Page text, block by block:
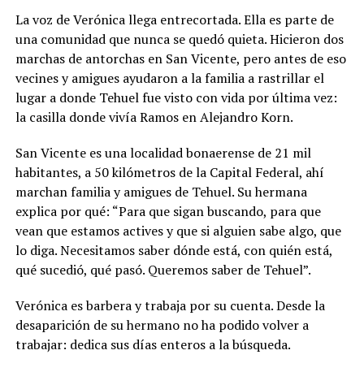
La voz de Verónica llega entrecortada. Ella es parte de
una comunidad que nunca se quedó quieta. Hicieron dos
marchas de antorchas en San Vicente, pero antes de eso
vecines y amigues ayudaron a la familia a rastrillar el
lugar a donde Tehuel fue visto con vida por última vez:
la casilla donde vivía Ramos en Alejandro Korn.
San Vicente es una localidad bonaerense de 21 mil
habitantes, a 50 kilómetros de la Capital Federal, ahí
marchan familia y amigues de Tehuel. Su hermana
explica por qué: “Para que sigan buscando, para que
vean que estamos actives y que si alguien sabe algo, que
lo diga. Necesitamos saber dónde está, con quién está,
qué sucedió, qué pasó. Queremos saber de Tehuel”.
Verónica es barbera y trabaja por su cuenta. Desde la
desaparición de su hermano no ha podido volver a
trabajar: dedica sus días enteros a la búsqueda.